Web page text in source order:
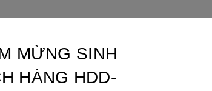
MỪNG SINH
HÀNG HDD-